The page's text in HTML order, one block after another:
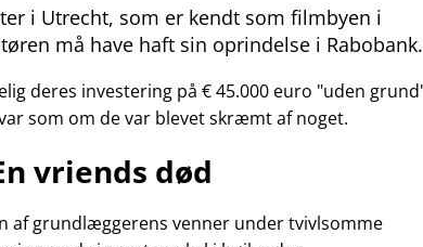
i Utrecht, som er kendt som filmbyen i
må have haft sin oprindelse i Rabobank.
deres investering på € 45.000 euro uden grund
som om de var blevet skræmt af noget.
vriends død
af grundlæggerens venner under tvivlsomme